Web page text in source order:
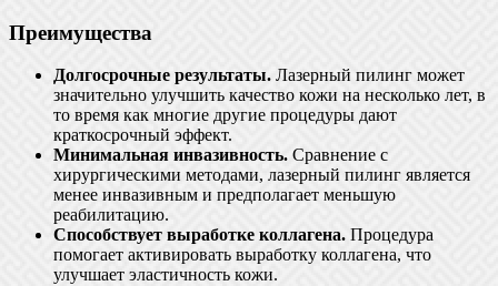
Преимущества
Долгосрочные результаты. Лазерный пилинг может
значительно улучшить качество кожи на несколько лет, в
то время как многие другие процедуры дают
краткосрочный эффект.
Минимальная инвазивность. Сравнение с
хирургическими методами, лазерный пилинг является
менее инвазивным и предполагает меньшую
реабилитацию.
Способствует выработке коллагена. Процедура
помогает активировать выработку коллагена, что
улучшает эластичность кожи.